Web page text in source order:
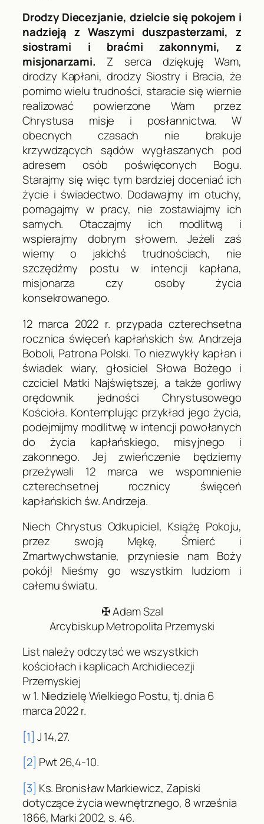
Drodzy Diecezjanie, dzielcie się pokojem i
nadzieją z Waszymi duszpasterzami, z
siostrami i braćmi zakonnymi, z
misjonarzami. Z serca dziękuję Wam,
drodzy Kapłani, drodzy Siostry i Bracia, że
pomimo wielu trudności, staracie się wiernie
realizować powierzone Wam przez
Chrystusa misje i posłannictwa. W
obecnych czasach nie brakuje
krzywdzących sądów wygłaszanych pod
adresem osób poświęconych Bogu.
Starajmy się więc tym bardziej doceniać ich
życie i świadectwo. Dodawajmy im otuchy,
pomagajmy w pracy, nie zostawiajmy ich
samych. Otaczajmy ich modlitwą i
wspierajmy dobrym słowem. Jeżeli zaś
wiemy o jakichś trudnościach, nie
szczędźmy postu w intencji kapłana,
misjonarza czy osoby życia
konsekrowanego.
12 marca 2022 r. przypada czterechsetna
rocznica święceń kapłańskich św. Andrzeja
Boboli, Patrona Polski. To niezwykły kapłan i
świadek wiary, głosiciel Słowa Bożego i
czciciel Matki Najświętszej, a także gorliwy
orędownik jedności Chrystusowego
Kościoła. Kontemplując przykład jego życia,
podejmijmy modlitwę w intencji powołanych
do życia kapłańskiego, misyjnego i
zakonnego. Jej zwieńczenie będziemy
przeżywali 12 marca we wspomnienie
czterechsetnej rocznicy święceń
kapłańskich św. Andrzeja.
Niech Chrystus Odkupiciel, Książę Pokoju,
przez swoją Mękę, Śmierć i
Zmartwychwstanie, przyniesie nam Boży
pokój! Nieśmy go wszystkim ludziom i
całemu światu.
✠ Adam Szal
Arcybiskup Metropolita Przemyski
List należy odczytać we wszystkich
kościołach i kaplicach Archidiecezji
Przemyskiej
w 1. Niedzielę Wielkiego Postu, tj. dnia 6
marca 2022 r.
[1] J 14,27.
[2] Pwt 26,4-10.
[3] Ks. Bronisław Markiewicz, Zapiski
dotyczące życia wewnętrznego, 8 września
1866, Marki 2002, s. 46.